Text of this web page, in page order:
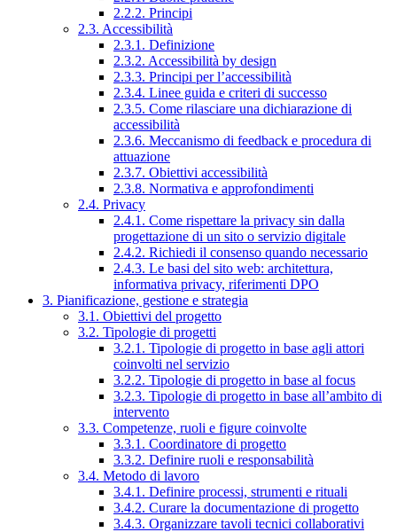
2.2.2. Principi
2.3. Accessibilità
2.3.1. Definizione
2.3.2. Accessibilità by design
2.3.3. Principi per l’accessibilità
2.3.4. Linee guida e criteri di successo
2.3.5. Come rilasciare una dichiarazione di
accessibilità
2.3.6. Meccanismo di feedback e procedura di
attuazione
2.3.7. Obiettivi accessibilità
2.3.8. Normativa e approfondimenti
2.4. Privacy
2.4.1. Come rispettare la privacy sin dalla
progettazione di un sito o servizio digitale
2.4.2. Richiedi il consenso quando necessario
2.4.3. Le basi del sito web: architettura,
informativa privacy, riferimenti DPO
3. Pianificazione, gestione e strategia
3.1. Obiettivi del progetto
3.2. Tipologie di progetti
3.2.1. Tipologie di progetto in base agli attori
coinvolti nel servizio
3.2.2. Tipologie di progetto in base al focus
3.2.3. Tipologie di progetto in base all’ambito di
intervento
3.3. Competenze, ruoli e figure coinvolte
3.3.1. Coordinatore di progetto
3.3.2. Definire ruoli e responsabilità
3.4. Metodo di lavoro
3.4.1. Definire processi, strumenti e rituali
3.4.2. Curare la documentazione di progetto
3.4.3. Organizzare tavoli tecnici collaborativi